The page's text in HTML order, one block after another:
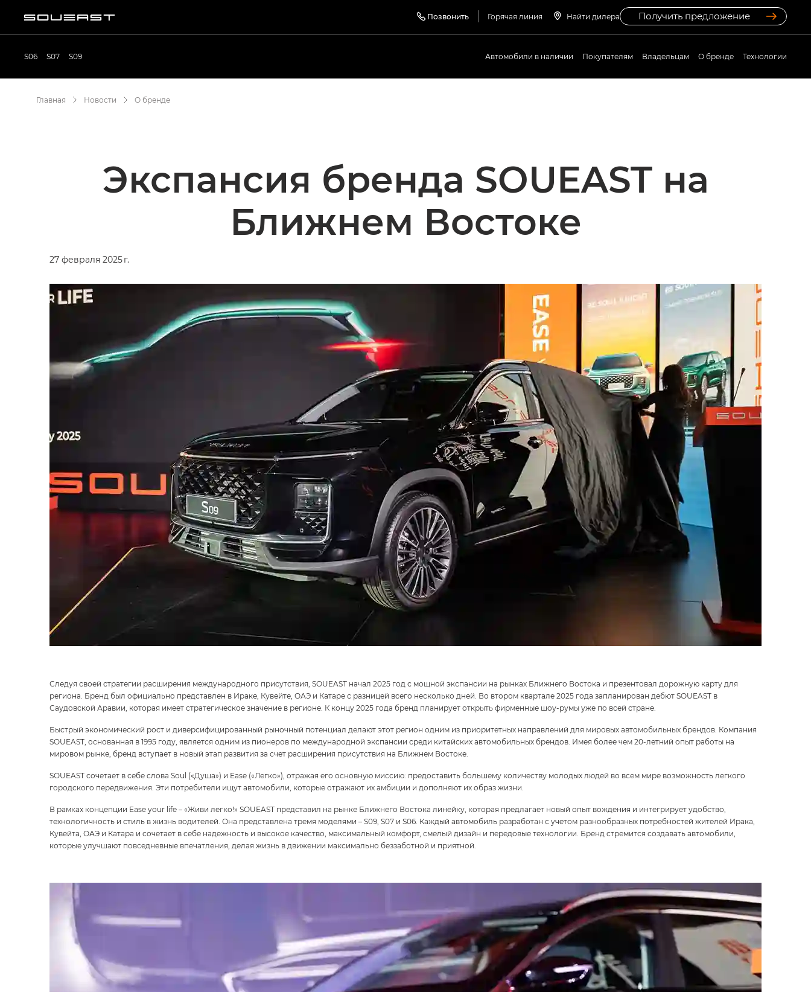
Позвонить Горячая линия Найти дилера Получить предложение
S06 S07 S09 Автомобили в наличии Покупателям Владельцам О бренде Технологии
Главная Новости О бренде
Экспансия бренда SOUEAST на
Ближнем Востоке
27 февраля 2025 г.
Следуя своей стратегии расширения международного присутствия, SOUEAST начал 2025 год с мощной экспансии на рынках Ближнего Востока и презентовал дорожную карту для
региона. Бренд был официально представлен в Ираке, Кувейте, ОАЭ и Катаре с разницей всего несколько дней. Во втором квартале 2025 года запланирован дебют SOUEAST в
Саудовской Аравии, которая имеет стратегическое значение в регионе. К концу 2025 года бренд планирует открыть фирменные шоу-румы уже по всей стране.
Быстрый экономический рост и диверсифицированный рыночный потенциал делают этот регион одним из приоритетных направлений для мировых автомобильных брендов. Компания
SOUEAST, основанная в 1995 году, является одним из пионеров по международной экспансии среди китайских автомобильных брендов. Имея более чем 20-летний опыт работы на
мировом рынке, бренд вступает в новый этап развития за счет расширения присутствия на Ближнем Востоке.
SOUEAST сочетает в себе слова Soul («Душа») и Ease («Легко»), отражая его основную миссию: предоставить большему количеству молодых людей во всем мире возможность легкого
городского передвижения. Эти потребители ищут автомобили, которые отражают их амбиции и дополняют их образ жизни.
В рамках концепции Ease your life – «Живи легко!» SOUEAST представил на рынке Ближнего Востока линейку, которая предлагает новый опыт вождения и интегрирует удобство,
технологичность и стиль в жизнь водителей. Она представлена тремя моделями – S09, S07 и S06. Каждый автомобиль разработан с учетом разнообразных потребностей жителей Ирака,
Кувейта, ОАЭ и Катара и сочетает в себе надежность и высокое качество, максимальный комфорт, смелый дизайн и передовые технологии. Бренд стремится создавать автомобили,
которые улучшают повседневные впечатления, делая жизнь в движении максимально беззаботной и приятной.